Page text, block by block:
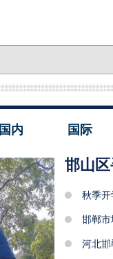
国内 国际
邯山
秋季
邯郸
河北